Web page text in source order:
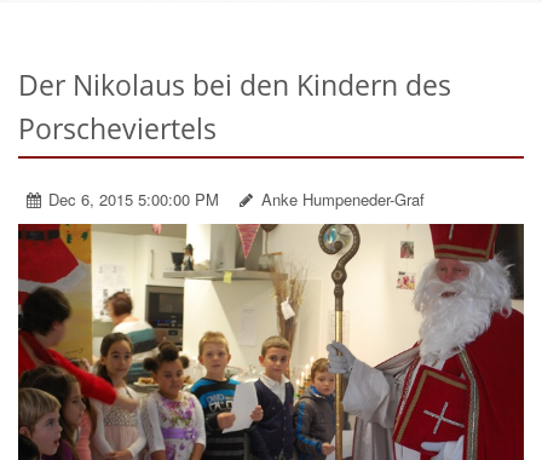
Der Nikolaus bei den Kindern des
Porscheviertels
Dec 6, 2015 5:00:00 PM Anke Humpeneder-Graf